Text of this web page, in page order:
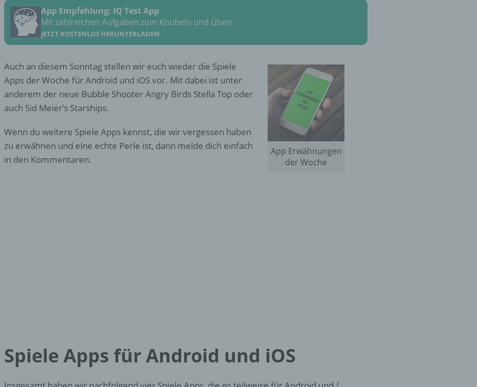
App Empfehlung: IQ Test App
Mit zahlreichen Aufgaben zum Knobeln und Üben
JETZT KOSTENLOS HERUNTERLADEN
App Erwähnungen
der Woche
Auch an diesem Sonntag stellen wir euch wieder die Spiele
Apps der Woche für Android und iOS vor. Mit dabei ist unter
anderem der neue Bubble Shooter Angry Birds Stella Top oder
auch Sid Meier’s Starships.
Wenn du weitere Spiele Apps kennst, die wir vergessen haben
zu erwähnen und eine echte Perle ist, dann melde dich einfach
in den Kommentaren.
Spiele Apps für Android und iOS